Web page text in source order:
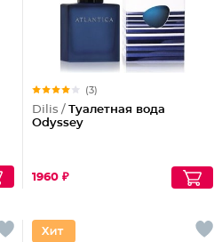
(3)
Dilis / Туалетная вода
Odyssey
1960 ₽